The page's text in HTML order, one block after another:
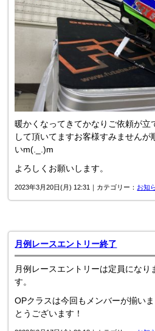
暖かくなってきてかなりご依頼が立
して頂いてますお客様すみませんが
いm(._.)m
よろしくお願いします。
2023年3月20日(月) 12:31｜カテゴリー： お知
月例レースエントリー終了
月例レースエントリーは定員になり
す。
OPクラスは今回もメンバーが揃い
とうございます！